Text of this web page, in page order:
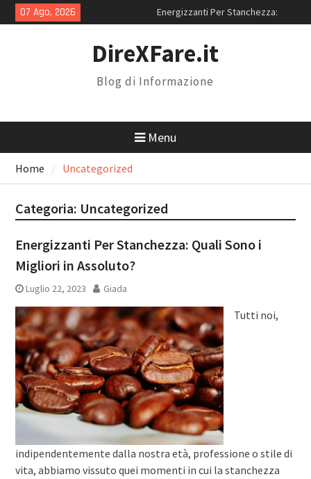
to
07 Ago, 2026
Quali Sono i Migliori in Assoluto?
Ricondizionati: Perché Scegliere
RenovoTECH
Magnolia Resort: Location Con
DireXFare.it
Blog di Informazione
Menu
Home Uncategorized
Categoria: Uncategorized
Energizzanti Per Stanchezza: Quali Sono i
Migliori in Assoluto?
Luglio 22, 2023 Giada
Tutti noi,
indipendentemente dalla nostra età, professione o stile di
vita, abbiamo vissuto quei momenti in cui la stanchezza